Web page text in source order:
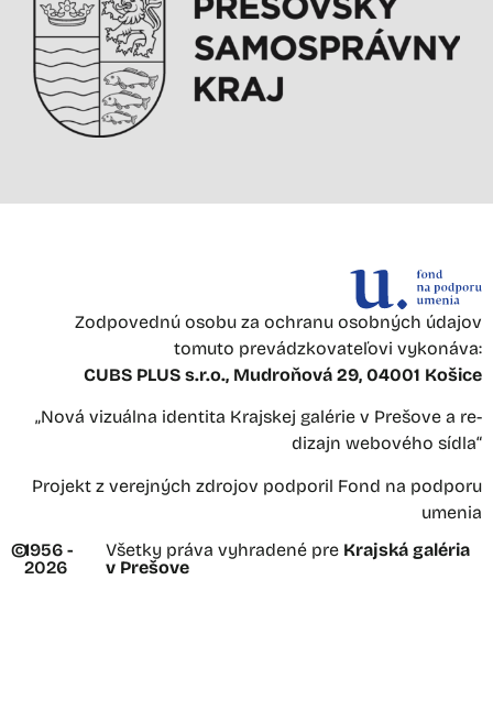
Zodpovednú osobu za ochranu osobných údajov
tomuto prevádzkovateľovi vykonáva:
CUBS PLUS s.r.o., Mudroňová 29, 04001 Košice
„Nová vizuálna identita Krajskej galérie v Prešove a re-
dizajn webového sídla“
Projekt z verejných zdrojov podporil Fond na podporu
umenia
©1956 -
2026
Všetky práva vyhradené pre Krajská galéria
v Prešove